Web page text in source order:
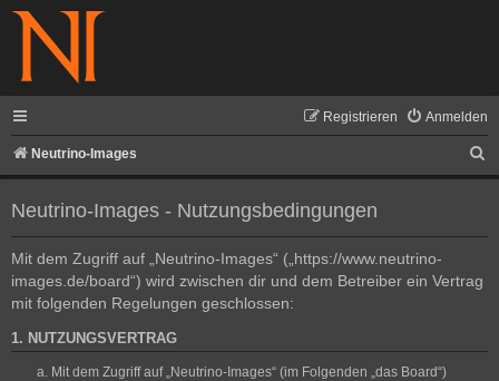
Anmelden
Registrieren
Neutrino-Images
u
Neutrino-Images - Nutzungsbedingungen
Mit dem Zugriff auf „Neutrino-Images“ („https://www.neutrino-
images.de/board“) wird zwischen dir und dem Betreiber ein Vertrag
mit folgenden Regelungen geschlossen:
1. NUTZUNGSVERTRAG
Mit dem Zugriff auf „Neutrino-Images“ (im Folgenden „das Board“)